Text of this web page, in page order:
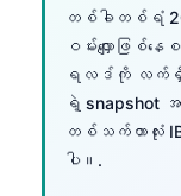
တစ်ခါတစ်ရံ
ဝမ်းလျှောဖြစ်
ရလဒ်ကို လက်ရှိ အူ
ရဲ့ snapshot
တစ်သက်တာလုံး
ပါ။.